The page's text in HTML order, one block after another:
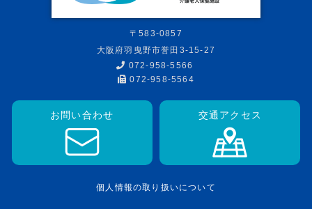
〒583-0857
大阪府羽曳野市誉田3-15-27
072-958-5566
072-958-5564
お問い合わせ 交通アクセス
個人情報の取り扱いについて